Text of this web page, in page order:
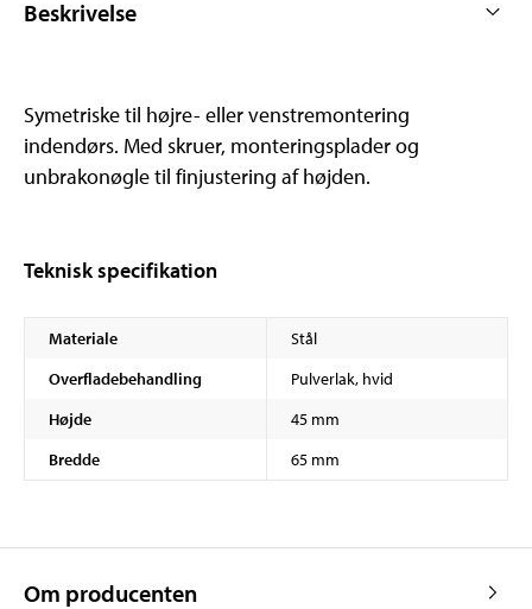
Beskrivelse
Symetriske til højre- eller venstremontering
indendørs. Med skruer, monteringsplader og
unbrakonøgle til finjustering af højden.
Teknisk specifikation
Materiale
Stål
Overfladebehandling
Pulverlak, hvid
Højde
45 mm
Bredde
65 mm
Om producenten